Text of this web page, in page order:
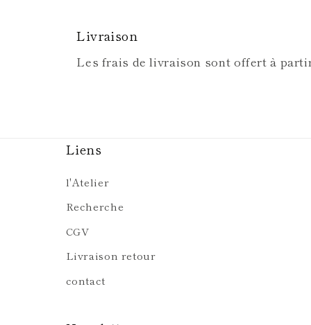
Livraison
Les frais de livraison sont offert à
Liens
l'Atelier
Recherche
CGV
Livraison retour
contact